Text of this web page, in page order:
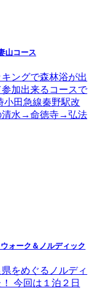
山コース
ングで森林浴が出
加出来るコースで
小田急線秦野駅改
清水→命徳寺→弘法
ォーク＆ノルディック
をめぐるノルディ
今回は１泊２日